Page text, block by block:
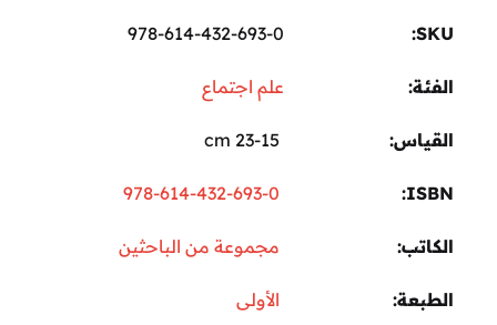
SKU:
978-614-432-693-0
الفئة: علم اجتماع
القياس 23-15 cm
ISBN
978-614-432-693-0
الكاتب مجموعة من الباحثين
الطبعة الأولى